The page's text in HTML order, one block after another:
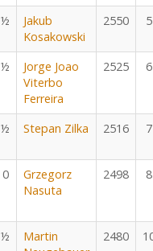
½
Jakub
Kosakowski
2550 5
½
Jorge Joao
Viterbo
Ferreira
2525 6
½ Stepan Zilka 2516 7
0
Grzegorz
Nasuta
2498 8
½
Martin
2480